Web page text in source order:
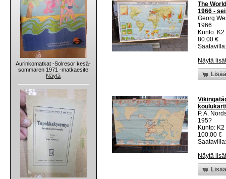
Aurinkomatkat -Solresor kesä-
sommaren 1971 -matkaesite
Näytä
The
1966 -
Georg
1966
Kunto:
80.00 €
Näytä
P. A.
195?
Kunto:
100.00 €
Näytä